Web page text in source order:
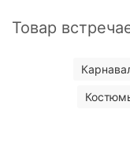
Товар